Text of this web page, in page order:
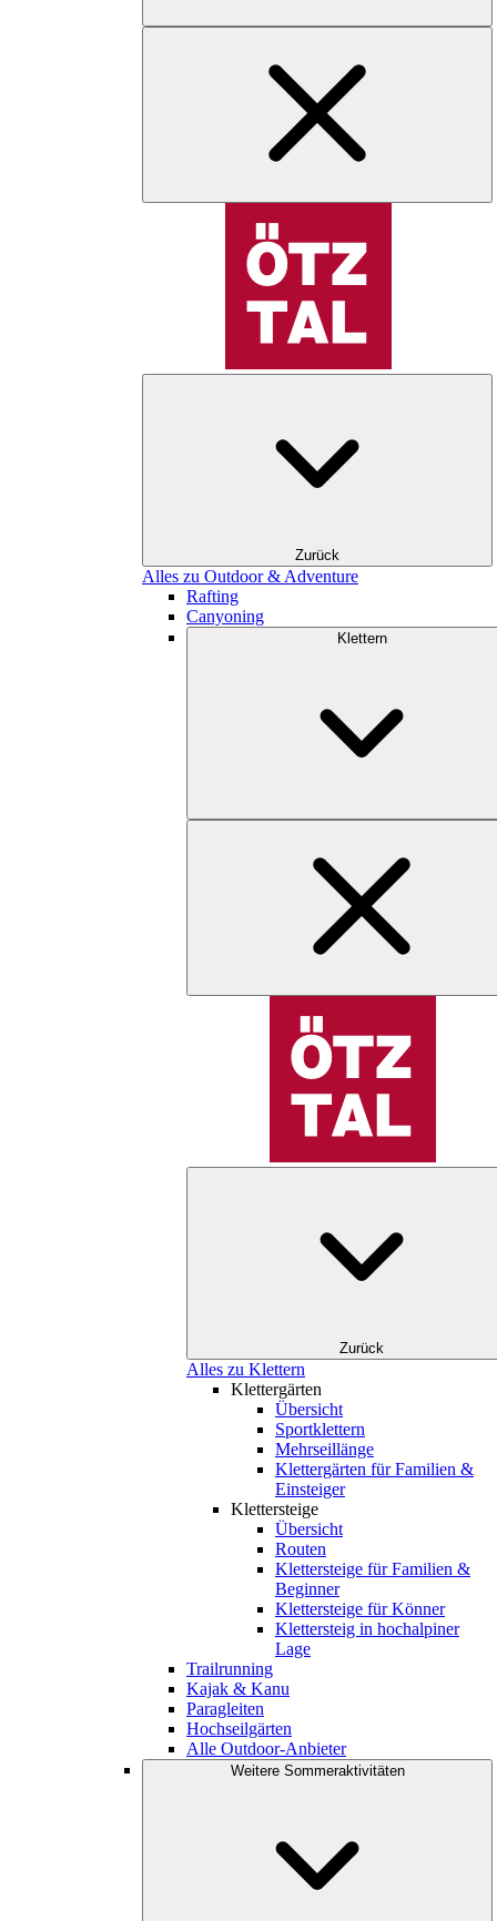
Zurück
Alles zu Outdoor & Adventure
Rafting
Canyoning
Klettern
Zurück
Alles zu Klettern
Klettergärten
Übersicht
Sportklettern
Mehrseillänge
Klettergärten für Familien &
Einsteiger
Klettersteige
Übersicht
Routen
Klettersteige für Familien &
Beginner
Klettersteige für Könner
Klettersteig in hochalpiner
Lage
Trailrunning
Kajak & Kanu
Paragleiten
Hochseilgärten
Alle Outdoor-Anbieter
Weitere Sommeraktivitäten